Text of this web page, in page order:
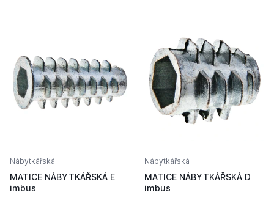
Nábytkářská
MATICE NÁBYTKÁŘSKÁ E
imbus
Nábytkářská
MATICE NÁBYTKÁŘSKÁ D
imbus